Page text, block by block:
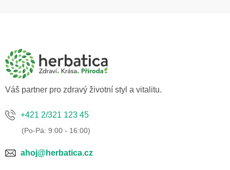
a
Váš partner pro zdravý životní styl a vitalitu.
+421 2/321 123 45
ahoj@herbatica.cz